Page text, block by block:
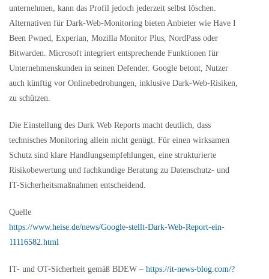
unternehmen, kann das Profil jedoch jederzeit selbst löschen.
Alternativen für Dark-Web-Monitoring bieten Anbieter wie Have I
Been Pwned, Experian, Mozilla Monitor Plus, NordPass oder
Bitwarden. Microsoft integriert entsprechende Funktionen für
Unternehmenskunden in seinen Defender. Google betont, Nutzer
auch künftig vor Onlinebedrohungen, inklusive Dark-Web-Risiken,
zu schützen.
Die Einstellung des Dark Web Reports macht deutlich, dass
technisches Monitoring allein nicht genügt. Für einen wirksamen
Schutz sind klare Handlungsempfehlungen, eine strukturierte
Risikobewertung und fachkundige Beratung zu Datenschutz- und
IT-Sicherheitsmaßnahmen entscheidend.
Quelle
https://www.heise.de/news/Google-stellt-Dark-Web-Report-ein-
11116582.html
IT- und OT-Sicherheit gemäß BDEW – https://it-news-blog.com/?